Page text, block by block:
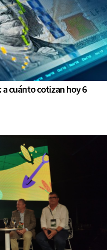
cuánto cotizan hoy 6